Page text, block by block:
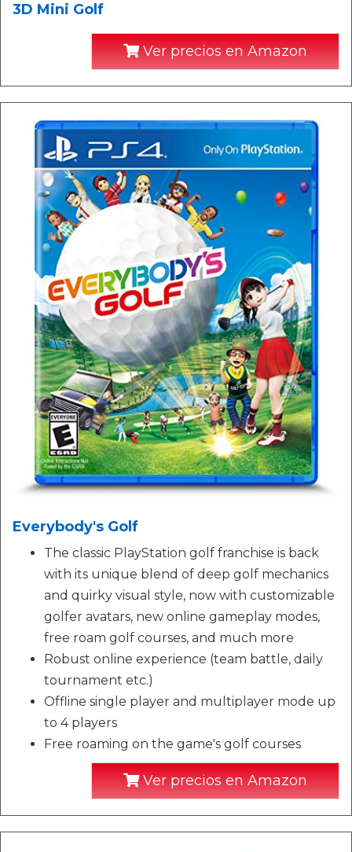
3D Mini Golf
Ver precios en Amazon
Everybody's Golf
The classic PlayStation golf franchise is back
with its unique blend of deep golf mechanics
and quirky visual style, now with customizable
golfer avatars, new online gameplay modes,
free roam golf courses, and much more
Robust online experience (team battle, daily
tournament etc.)
Offline single player and multiplayer mode up
to 4 players
Free roaming on the game's golf courses
Ver precios en Amazon